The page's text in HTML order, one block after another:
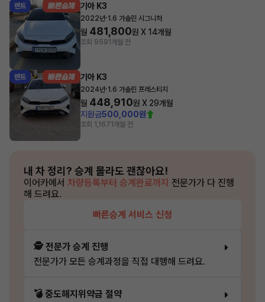
렌트 기아 K3
2022년·1.6 가솔린 시그니처
월 481,800원 X 14개월
조회 9591개월 전
렌트 기아 K3
2024년·1.6 가솔린 프레스티지
월 448,910원 X 29개월
지원금500,000원
조회 1,1671개월 전
내 차 정리? 승계 몰라도 괜찮아요!
이어카에서 차량등록부터 승계완료까지 전문가가 다 진행
해 드려요.
빠른승계 서비스 신청
🕵️ 전문가 승계 진행
전문가가 모든 승계과정을 직접 대행해 드려요.
💣 중도해지위약금 절약